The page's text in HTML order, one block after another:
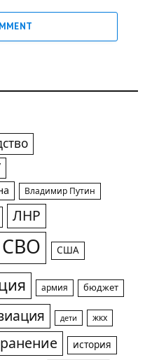
Владимир Путин
ЛНР
СВО США
армия бюджет
дети жкх
история